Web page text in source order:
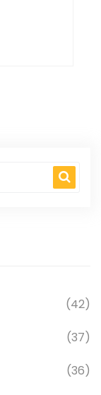
(42)
(37)
(36)